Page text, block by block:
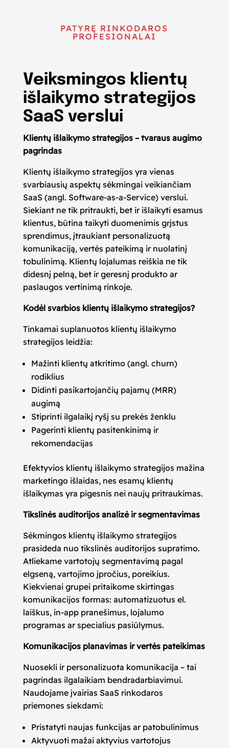
PATYRĘ RINKODAROS
PROFESIONALAI
Veiksmingos klientų
išlaikymo strategijos
SaaS verslui
Klientų išlaikymo strategijos – tvaraus augimo
pagrindas
Klientų išlaikymo strategijos yra vienas
svarbiausių aspektų sėkmingai veikiančiam
SaaS (angl. Software-as-a-Service) verslui.
Siekiant ne tik pritraukti, bet ir išlaikyti esamus
klientus, būtina taikyti duomenimis grįstus
sprendimus, įtraukiant personalizuotą
komunikaciją, vertės pateikimą ir nuolatinį
tobulinimą. Klientų lojalumas reiškia ne tik
didesnį pelną, bet ir geresnį produkto ar
paslaugos vertinimą rinkoje.
Kodėl svarbios klientų išlaikymo strategijos?
Tinkamai suplanuotos klientų išlaikymo
strategijos leidžia:
Mažinti klientų atkritimo (angl. churn)
rodiklius
Didinti pasikartojančių pajamų (MRR)
augimą
Stiprinti ilgalaikį ryšį su prekės ženklu
Pagerinti klientų pasitenkinimą ir
rekomendacijas
Efektyvios klientų išlaikymo strategijos mažina
marketingo išlaidas, nes esamų klientų
išlaikymas yra pigesnis nei naujų pritraukimas.
Tikslinės auditorijos analizė ir segmentavimas
Sėkmingos klientų išlaikymo strategijos
prasideda nuo tikslinės auditorijos supratimo.
Atliekame vartotojų segmentavimą pagal
elgseną, vartojimo įpročius, poreikius.
Kiekvienai grupei pritaikome skirtingas
komunikacijos formas: automatizuotus el.
laiškus, in-app pranešimus, lojalumo
programas ar specialius pasiūlymus.
Komunikacijos planavimas ir vertės pateikimas
Nuosekli ir personalizuota komunikacija – tai
pagrindas ilgalaikiam bendradarbiavimui.
Naudojame įvairias SaaS rinkodaros
priemones siekdami:
Pristatyti naujas funkcijas ar patobulinimus
Aktyvuoti mažai aktyvius vartotojus